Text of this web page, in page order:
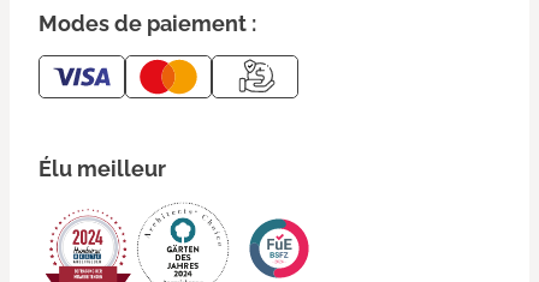
Modes de paiement :
Élu meilleur